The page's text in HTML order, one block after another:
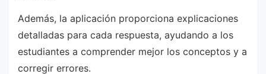
Además, la aplicación proporciona explicaciones
detalladas para cada respuesta, ayudando a los
estudiantes a comprender mejor los conceptos y a
corregir errores.